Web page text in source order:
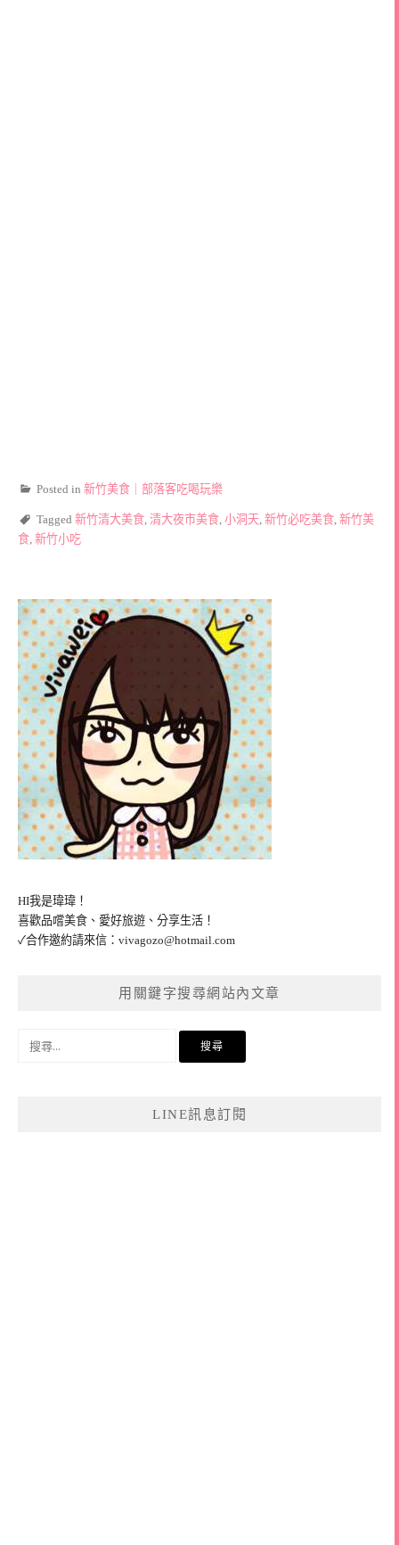
Posted in 新竹美食｜部落客吃喝玩樂
Tagged 新竹清大美食 清大夜市美食 小洞天 新竹必吃美食 新竹美
食 新竹小吃
HI我是瑋瑋！
喜歡品嚐美食、愛好旅遊、分享生活！
✓合作邀約請來信： vivagozo@hotmail.com
用關鍵字搜尋網站內文章
LINE訊息訂閱